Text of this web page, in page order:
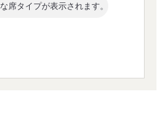
席タイプが表示されます。